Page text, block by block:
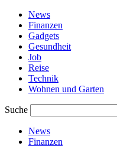
News
Finanzen
Gadgets
Gesundheit
Job
Reise
Technik
Wohnen und Garten
Suche
News
Finanzen